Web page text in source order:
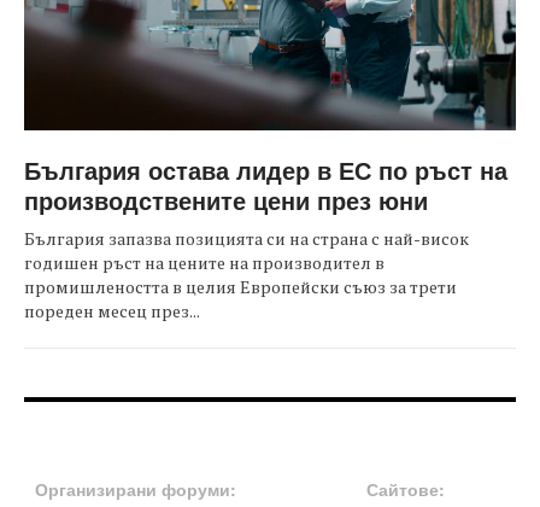
България остава лидер в ЕС по ръст на
производствените цени през юни
България запазва позицията си на страна с най-висок
годишен ръст на цените на производител в
промишлеността в целия Европейски съюз за трети
пореден месец през...
Организирани форуми: Сайтове: